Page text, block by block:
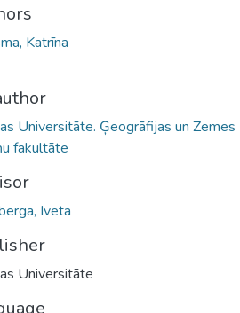
Katrīna
Universitāte. Ģeogrāfijas un Zemes
fakultāte
Iveta
Universitāte